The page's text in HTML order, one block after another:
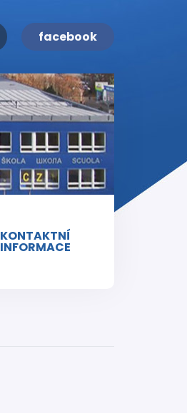
facebook
KONTAKTNÍ
INFORMACE